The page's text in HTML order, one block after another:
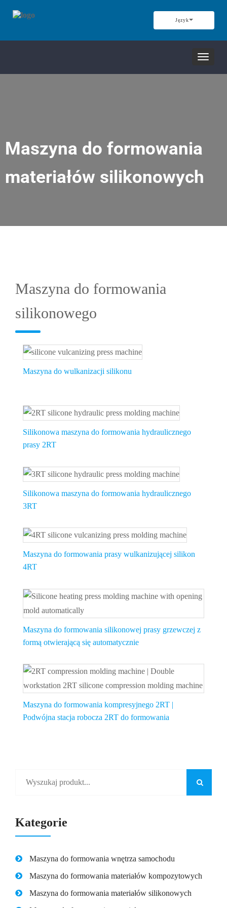
Język
Maszyna do formowania
materiałów silikonowych
Maszyna do formowania
silikonowego
Maszyna do wulkanizacji silikonu
Silikonowa maszyna do formowania hydraulicznego
prasy 2RT
Silikonowa maszyna do formowania hydraulicznego
3RT
Maszyna do formowania prasy wulkanizującej silikon
4RT
Maszyna do formowania silikonowej prasy grzewczej z
formą otwierającą się automatycznie
Maszyna do formowania kompresyjnego 2RT |
Podwójna stacja robocza 2RT do formowania
Kategorie
Maszyna do formowania wnętrza samochodu
Maszyna do formowania materiałów kompozytowych
Maszyna do formowania materiałów silikonowych